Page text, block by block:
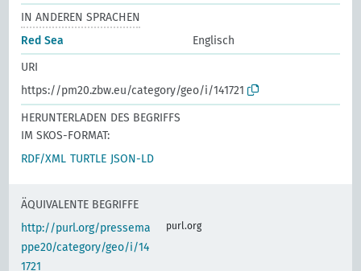
IN ANDEREN SPRACHEN
Red Sea
Englisch
URI
https://pm20.zbw.eu/category/geo/i/141721
HERUNTERLADEN DES BEGRIFFS
IM SKOS-FORMAT:
RDF/XML TURTLE JSON-LD
ÄQUIVALENTE BEGRIFFE
http://purl.org/pressema
ppe20/category/geo/i/14
1721
purl.org